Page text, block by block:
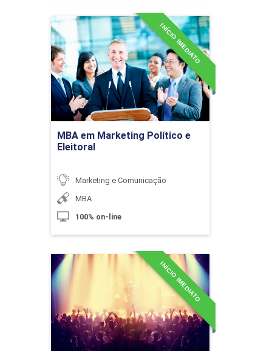
Perfil do Consumo Final
10h
Omnichannel e Marketplace
Definição de Omnichannel
10h
Desafios da Estratégia Omnichannel
MBA em Marketing Político e
Eleitoral
INÍCIO IMEDIATO
Marketing e Comunicação
MBA
100% on-line
MBA em Marketing Político
e Eleitoral
Detalhes do curso
Ir para Inscrição
INÍCIO IMEDIATO
MBA em Planejamento e
Gestão de Eventos
Detalhes do curso